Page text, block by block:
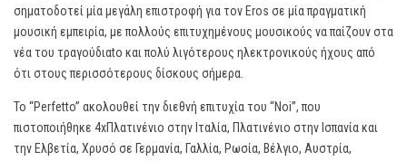
σηματοδοτεί μία μεγάλη επιστροφή για τον Eros σε μία πραγματική
μουσική εμπειρία, με πολλούς επιτυχημένους μουσικούς να παίζουν στα
νέα του τραγούδιαto και πολύ λιγότερους ηλεκτρονικούς ήχους από
ότι στους περισσότερους δίσκους σήμερα.
Το “Perfetto” ακολουθεί την διεθνή επιτυχία του “Noi”, που
πιστοποιήθηκε 4xΠλατινένιο στην Ιταλία, Πλατινένιο στην Ισπανία και
την Ελβετία, Χρυσό σε Γερμανία, Γαλλία, Ρωσία, Βέλγιο, Αυστρία,